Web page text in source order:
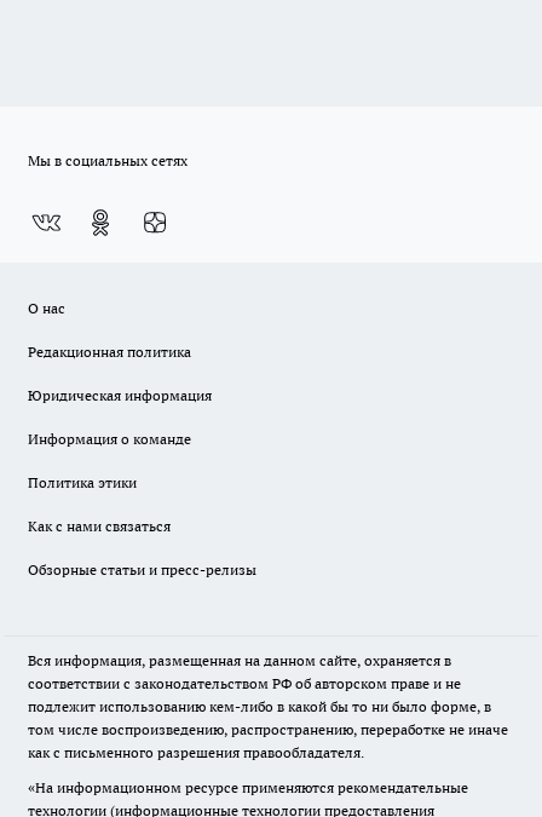
Мы в социальных сетях
О нас
Редакционная политика
Юридическая информация
Информация о команде
Политика этики
Как с нами связаться
Обзорные статьи и пресс-релизы
Вся информация, размещенная на данном сайте, охраняется в
соответствии с законодательством РФ об авторском праве и не
подлежит использованию кем-либо в какой бы то ни было форме, в
том числе воспроизведению, распространению, переработке не иначе
как с письменного разрешения правообладателя.
«На информационном ресурсе применяются рекомендательные
технологии (информационные технологии предоставления